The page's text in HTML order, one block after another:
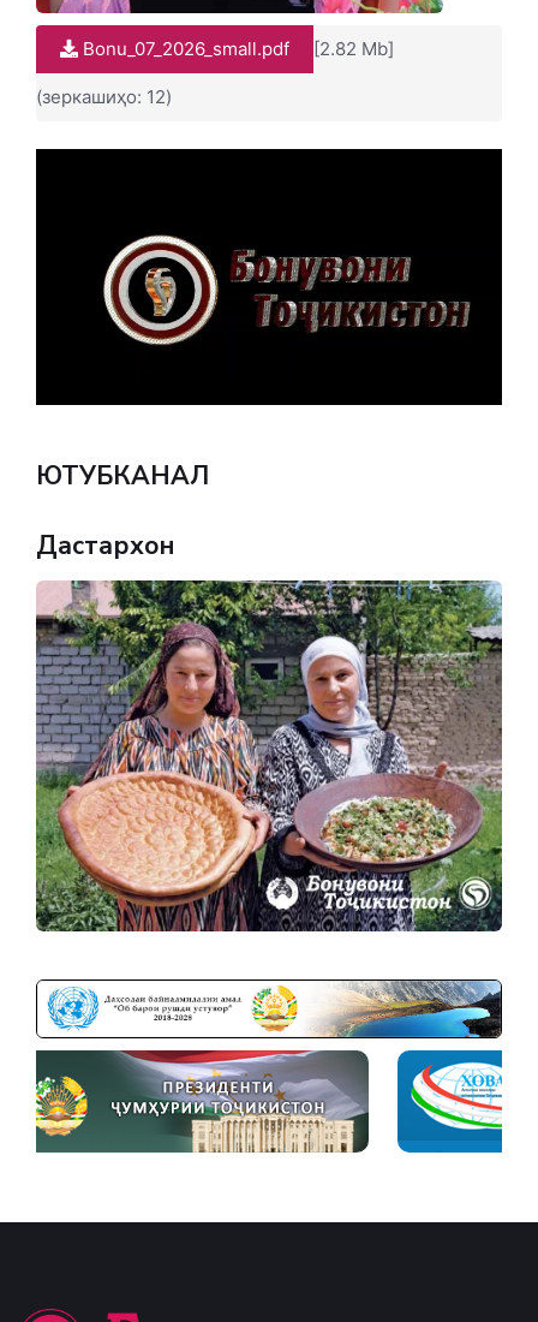
Bonu_07_2026_small.pdf [2.82 Mb]
(зеркашиҳо: 12)
ЮТУБКАНАЛ
Дастархон